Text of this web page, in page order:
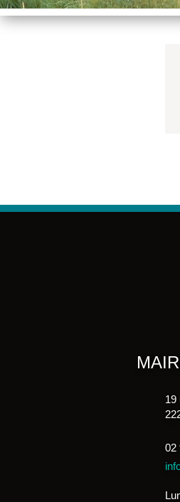
19
02